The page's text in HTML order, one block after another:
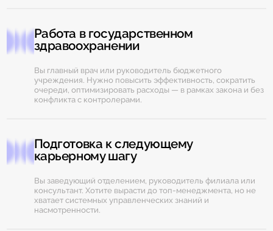
Работа в государственном
здравоохранении
Вы главный врач или руководитель бюджетного
учреждения. Нужно повысить эффективность, сократить
очереди, оптимизировать расходы — в рамках закона и без
конфликта с контролерами.
Подготовка к следующему
карьерному шагу
Вы заведующий отделением, руководитель филиала или
консультант. Хотите вырасти до топ-менеджмента, но не
хватает системных управленческих знаний и
насмотренности.